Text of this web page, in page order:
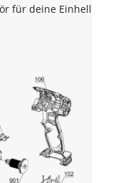
für deine Einhell